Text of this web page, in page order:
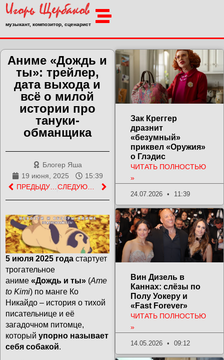
музыкант, композитор, сценарист
Аниме «Дождь и
ты»: трейлер,
дата выхода и
всё о милой
истории про
тануки-
обманщика
Блогер Яша
19 июня, 2025
15:39
5 июля 2025 года стартует
трогательное
аниме «Дождь и ты» (Ame
to Kimi) по манге Ко
Никайдо – история о тихой
писательнице и её
загадочном питомце,
который упорно называет
себя собакой.
Зак Креггер
дразнит
«безумный»
приквел «Оружия»
о Глэдис
ЧИТАТЬ ПОЛНОСТЬЮ
»
24.07.2026 11:39
Вин Дизель в
Каннах: слёзы по
Полу Уокеру и
«Fast Forever»
ЧИТАТЬ ПОЛНОСТЬЮ
»
14.05.2026 09:12